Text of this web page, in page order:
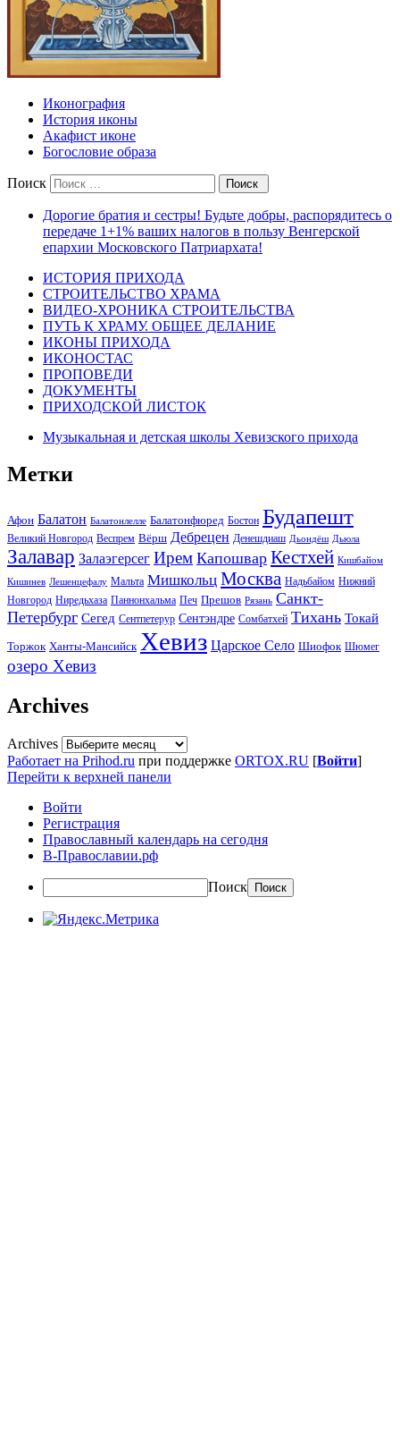
Иконография
История иконы
Акафист иконе
Богословие образа
Поиск
Дорогие братия и сестры! Будьте добры, распорядитесь о
передаче 1+1% ваших налогов в пользу Венгерской
епархии Московского Патриархата!
ИСТОРИЯ ПРИХОДА
СТРОИТЕЛЬСТВО ХРАМА
ВИДЕО-ХРОНИКА СТРОИТЕЛЬСТВА
ПУТЬ К ХРАМУ. ОБЩЕЕ ДЕЛАНИЕ
ИКОНЫ ПРИХОДА
ИКОНОСТАС
ПРОПОВЕДИ
ДОКУМЕНТЫ
ПРИХОДСКОЙ ЛИСТОК
Музыкальная и детская школы Хевизского прихода
Метки
Афон Балатон Балатонлелле Балатонфюред Бостон Будапешт
Великий Новгород Веспрем Вёрш Дебрецен Денешдиаш Дьондёш Дьюла
Залавар Залаэгерсег Ирем Капошвар Кестхей Кишбайом
Кишинев Лешенцефалу Мальта Мишкольц Москва Надьбайом Нижний
Новгород Ниредьхаза Паннонхальма Печ Прешов Рязань Санкт-
Петербург Сегед Сентпетерур Сентэндре Сомбатхей Тихань Токай
Торжок Ханты-Мансийск Хевиз Царское Село Шиофок Шюмег
озеро Хевиз
Archives
Archives
Работает на Prihod.ru при поддержке ORTOX.RU [Войти]
Перейти к верхней панели
Войти
Регистрация
Православный календарь на сегодня
В-Православии.рф
Поиск